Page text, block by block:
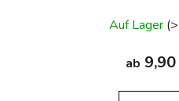
Auf Lager
ab